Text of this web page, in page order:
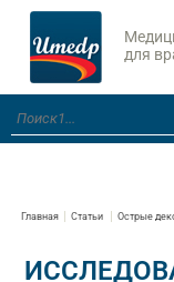
для
Главная Статьи Острые